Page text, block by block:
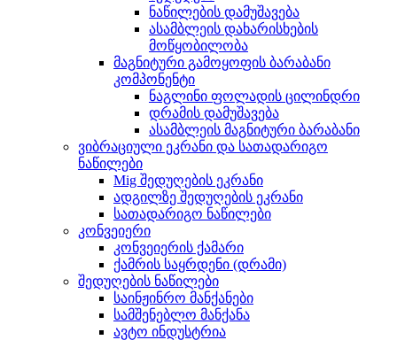
ნაწილების დამუშავება
ასამბლეის დახარისხების
მოწყობილობა
მაგნიტური გამოყოფის ბარაბანი
კომპონენტი
ნაგლინი ფოლადის ცილინდრი
დრამის დამუშავება
ასამბლეის მაგნიტური ბარაბანი
ვიბრაციული ეკრანი და სათადარიგო
ნაწილები
Mig შედუღების ეკრანი
ადგილზე შედუღების ეკრანი
სათადარიგო ნაწილები
კონვეიერი
კონვეიერის ქამარი
ქამრის საყრდენი (დრამი)
შედუღების ნაწილები
საინჟინრო მანქანები
სამშენებლო მანქანა
ავტო ინდუსტრია